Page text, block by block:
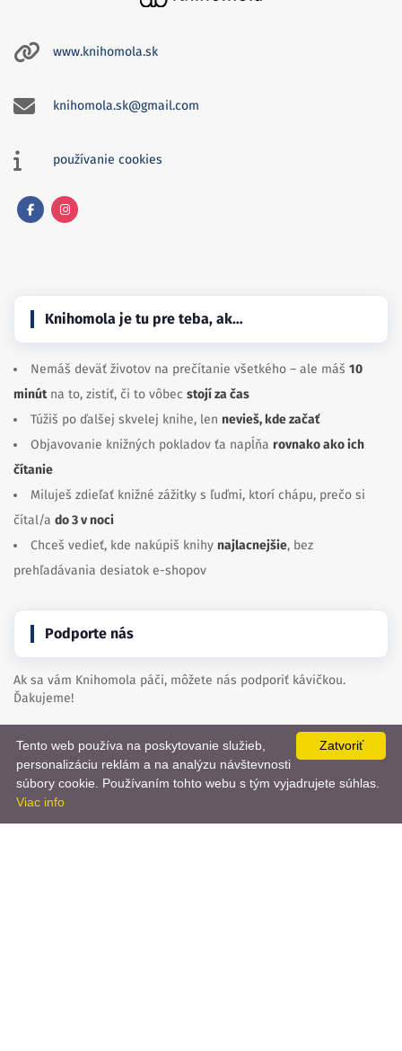
www.knihomola.sk
knihomola.sk@gmail.com
používanie cookies
Knihomola je tu pre teba, ak…
Nemáš deväť životov na prečítanie všetkého – ale máš 10
minútna to, zistiť, či to vôbec stojí za čas
Túžiš po ďalšej skvelej knihe, len nevieš, kde začať
Objavovanie knižných pokladov ťa napĺňa rovnako ako ich
čítanie
Miluješ zdieľať knižné zážitky s ľuďmi, ktorí chápu, prečo si
čítal/a do 3 v noci
Chceš vedieť, kde nakúpiš knihy najlacnejšie, bez
prehľadávania desiatok e-shopov
Podporte nás
Ak sa vám Knihomola páči, môžete nás podporiť kávičkou.
Ďakujeme!
Kúpte nám kávu
📨
Zatvoriť
Tento web používa na poskytovanie služieb,
personalizáciu reklám a na analýzu návštevnosti
súbory cookie. Používaním tohto webu s tým vyjadrujete súhlas.
Viac info